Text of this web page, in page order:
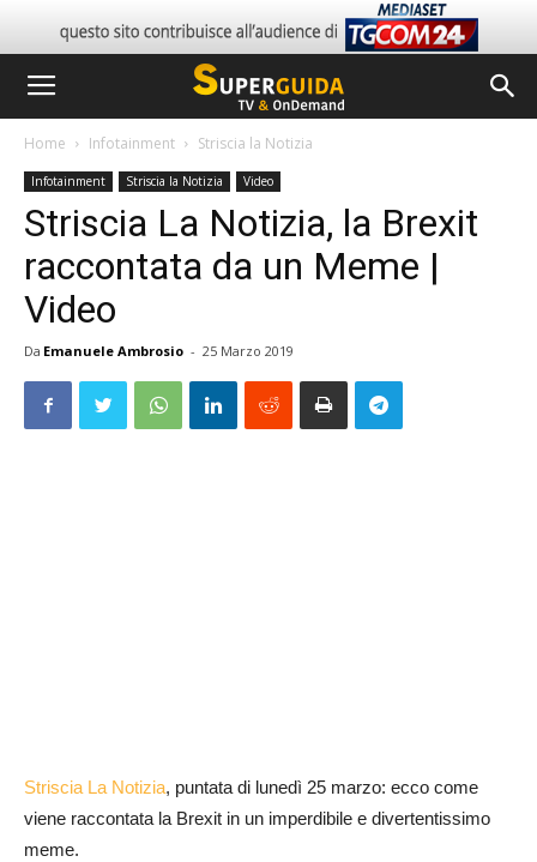
Home Infotainment Striscia la Notizia
Infotainment Striscia la Notizia Video
Striscia La Notizia, la Brexit
raccontata da un Meme |
Video
Da Emanuele Ambrosio - 25 Marzo 2019
Striscia La Notizia, puntata di lunedì 25 marzo: ecco come
viene raccontata la Brexit in un imperdibile e divertentissimo
meme.